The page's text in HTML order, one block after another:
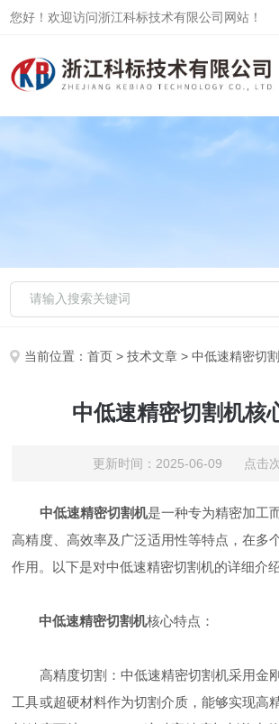
您好！欢迎访问浙江科标技术有限公司网站！
当前位置：首页 >技术文章 > 中低速精密切
中低速精密切割机核
更新时间：2025-06-09 点击
中低速精密切割机是一种专为精密加工
高精度、高效率及广泛适用性等特点，在多
作用。以下是对中低速精密切割机的详细介
中低速精密切割机核心特点：
高精度切割：中低速精密切割机采用金
工具或超硬材料作为切割介质，能够实现高